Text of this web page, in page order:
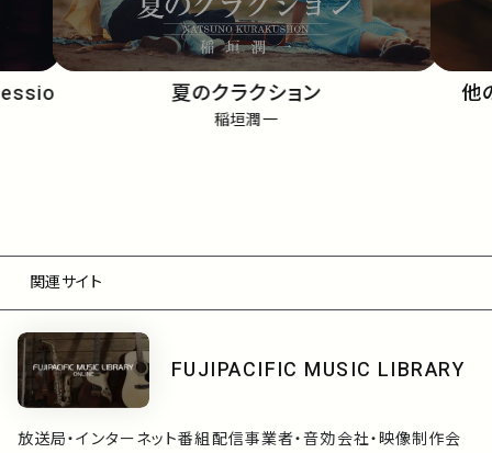
夏のクラクション
稲垣潤一
他
関連サイト
FUJIPACIFIC MUSIC LIBRARY
放送局・インターネット番組配信事業者・音効会社・映像制作会